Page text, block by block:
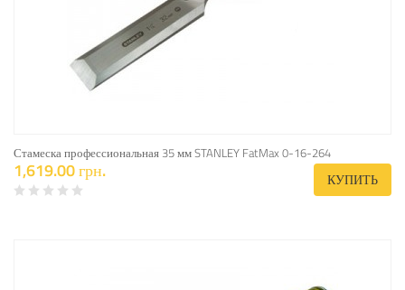
Стамеска профессиональная 35 мм STANLEY FatMax 0-16-264
1,619.00 грн. КУПИТЬ